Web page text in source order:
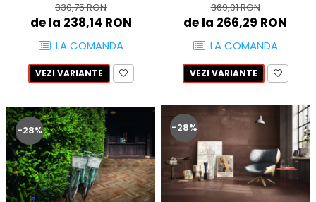
ARTY
ARUMA
ASTON
ATHENA
BACKSTAGE
BELLASTONE
BLOOM
BOREAL
BOXER
330,75 RON
de la 238,14 RON
LA COMANDA
VEZI VARIANTE
369,91 RON
de la 266,29 RON
LA COMANDA
VEZI VARIANTE
-28% -28%